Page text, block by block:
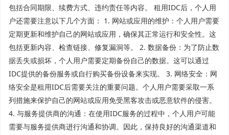
包括合同期限、续费方式、违约责任等内容。 租用IDC后，个人用
户还需要注意以下几个方面： 1. 网站或应用的维护：个人用户需要
定期更新和维护自己的网站或应用，确保其正常运行和安全性。这
包括更新内容、检查链接、修复漏洞等。 2. 数据备份：为了防止数
据丢失或损坏，个人用户需要定期备份自己的数据。这可以通过
IDC提供的备份服务或自行购买备份设备来实现。 3. 网络安全：网
络安全是租用IDC后需要关注的重要问题。个人用户需要采取一系
列措施来保护自己的网站或应用免受黑客攻击或恶意软件的侵害。
4. 与服务提供商的沟通：在使用IDC服务的过程中，个人用户可能
需要与服务提供商进行沟通和协调。因此，保持良好的沟通渠道和